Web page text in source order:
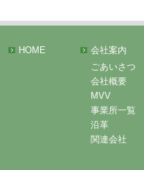
HOME
会社案内
ごあいさつ
会社概要
MVV
事業所一覧
沿革
関連会社